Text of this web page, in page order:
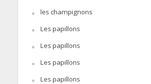
les champignons
Les papillons
Les papillons
Les papillons
Les papillons